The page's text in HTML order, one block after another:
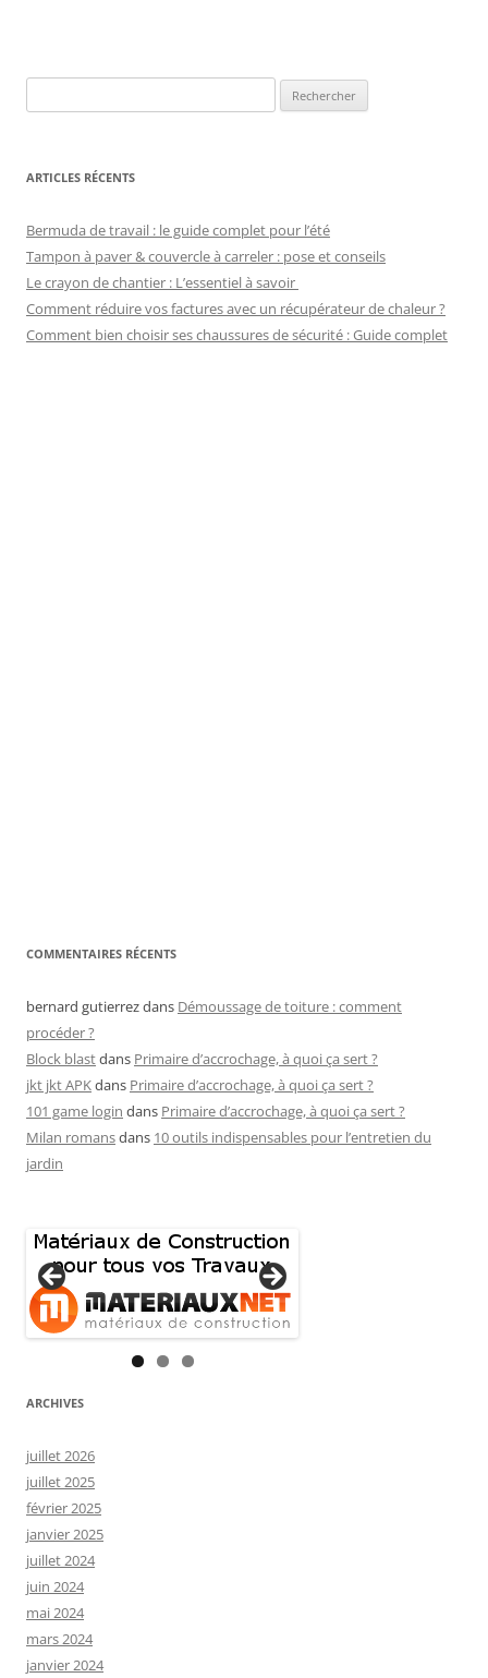
ARTICLES RÉCENTS
Bermuda de travail : le guide complet pour l’été
Tampon à paver & couvercle à carreler : pose et conseils
Le crayon de chantier : L’essentiel à savoir
Comment réduire vos factures avec un récupérateur de chaleur ?
Comment bien choisir ses chaussures de sécurité : Guide complet
COMMENTAIRES RÉCENTS
bernard gutierrezdans Démoussage de toiture : comment
procéder ?
Block blastdans Primaire d’accrochage, à quoi ça sert ?
jkt jkt APKdans Primaire d’accrochage, à quoi ça sert ?
101 game login dans Primaire d’accrochage, à quoi ça sert ?
Milan romansdans 10 outils indispensables pour l’entretien du
jardin
ARCHIVES
juillet 2026
juillet 2025
février 2025
janvier 2025
juillet 2024
juin 2024
mai 2024
mars 2024
janvier 2024